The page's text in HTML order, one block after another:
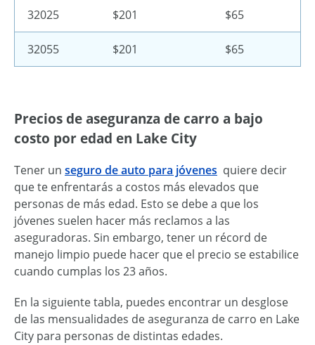
32025 $201 $65
32055 $201 $65
Precios de aseguranza de carro a bajo
costo por edad en Lake City
Tener un seguro de auto para jóvenes quiere decir
que te enfrentarás a costos más elevados que
personas de más edad. Esto se debe a que los
jóvenes suelen hacer más reclamos a las
aseguradoras. Sin embargo, tener un récord de
manejo limpio puede hacer que el precio se estabilice
cuando cumplas los 23 años.
En la siguiente tabla, puedes encontrar un desglose
de las mensualidades de aseguranza de carro en Lake
City para personas de distintas edades.